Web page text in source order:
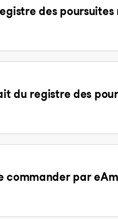
des
du registre des
commander par